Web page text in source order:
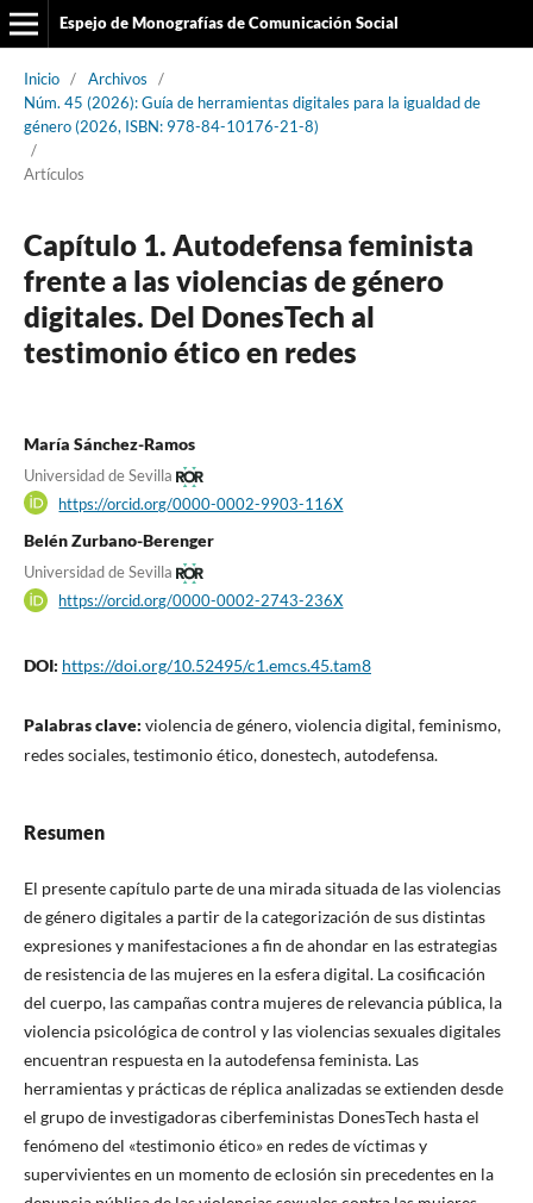
Espejo de Monografías de Comunicación Social
Inicio / Archivos
/
Núm. 45 (2026): Guía de herramientas digitales para la igualdad de
género (2026, ISBN: 978-84-10176-21-8)
/
Artículos
Capítulo 1. Autodefensa feminista
frente a las violencias de género
digitales. Del DonesTech al
testimonio ético en redes
María Sánchez-Ramos
Universidad de Sevilla
https://orcid.org/0000-0002-9903-116X
Belén Zurbano-Berenger
Universidad de Sevilla
https://orcid.org/0000-0002-2743-236X
DOI: https://doi.org/10.52495/c1.emcs.45.tam8
Palabras clave: violencia de género, violencia digital, feminismo,
redes sociales, testimonio ético, donestech, autodefensa.
Resumen
El presente capítulo parte de una mirada situada de las violencias
de género digitales a partir de la categorización de sus distintas
expresiones y manifestaciones a fin de ahondar en las estrategias
de resistencia de las mujeres en la esfera digital. La cosificación
del cuerpo, las campañas contra mujeres de relevancia pública, la
violencia psicológica de control y las violencias sexuales digitales
encuentran respuesta en la autodefensa feminista. Las
herramientas y prácticas de réplica analizadas se extienden desde
el grupo de investigadoras ciberfeministas DonesTech hasta el
fenómeno del «testimonio ético» en redes de víctimas y
supervivientes en un momento de eclosión sin precedentes en la